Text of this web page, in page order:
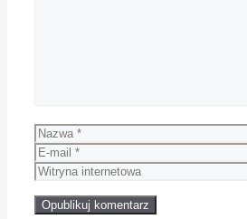
Nazwa
E-
mail
Witryna
internetowa